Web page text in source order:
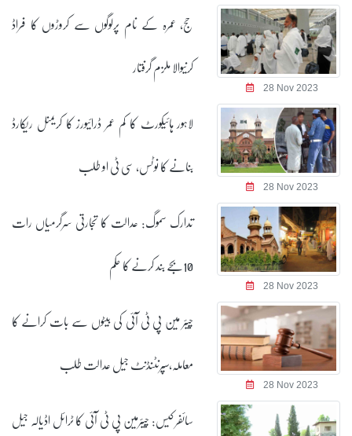
28 Nov 2023
حج، عمرہ کے نام پرلوگوں سے کروڑوں کا فراڈ
کرنیوالا ملزم گرفتار
28 Nov 2023
لاہور ہائیکورٹ کا کم عمر ڈرائیورز کا کریمنل ریکارڈ
بنانے کا نوٹس، سی ٹی او طلب
28 Nov 2023
تدارک سموگ: عدالت کا تجارتی سرگرمیاں رات
10بجے بند کرنے کا حکم
28 Nov 2023
چیئر مین پی ٹی آئی کی بیٹوں سے بات کرانے کا
معاملہ،سپرنٹنڈنٹ جیل عدالت طلب
سائفر کیس: چیئرمین پی ٹی آئی کا ٹرائل اڈیالہ جیل